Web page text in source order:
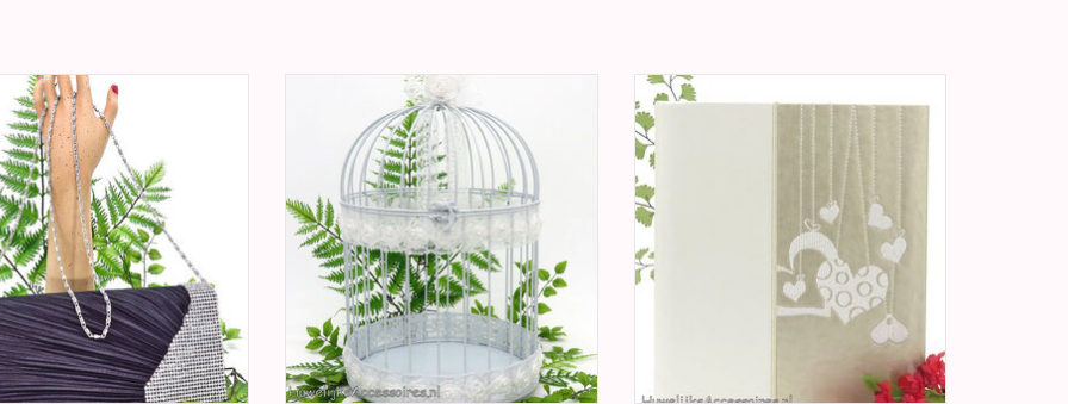
satijnen tasje met geplooide
en met strass steentjes, dit luxe
is voor vele gelegenheden o.a.
feestje of een avondje stappen.
AAN WINKELWAGEN
Gebruik deze zeer mooie witte metalen
vogelkooi als alternatieve
enveloppendoos. Versierd met witte kant
en witte parels.
TOEVOEGEN AAN WINKELWAGEN
Gastenboek met leather look kaft, en met
zeer leuke geborduurde hartjes.
TOEVOEGEN AAN WINKELWAGEN